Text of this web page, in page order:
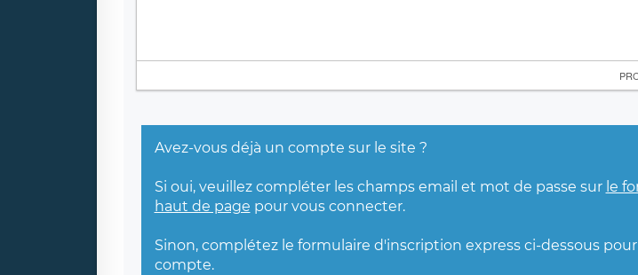
Avez-vous déjà un compte sur le site ?
Si oui, veuillez compléter les champs email et mot de passe sur le
haut de page pour vous connecter.
Sinon, complétez le formulaire d'inscription express ci-dessous
compte.